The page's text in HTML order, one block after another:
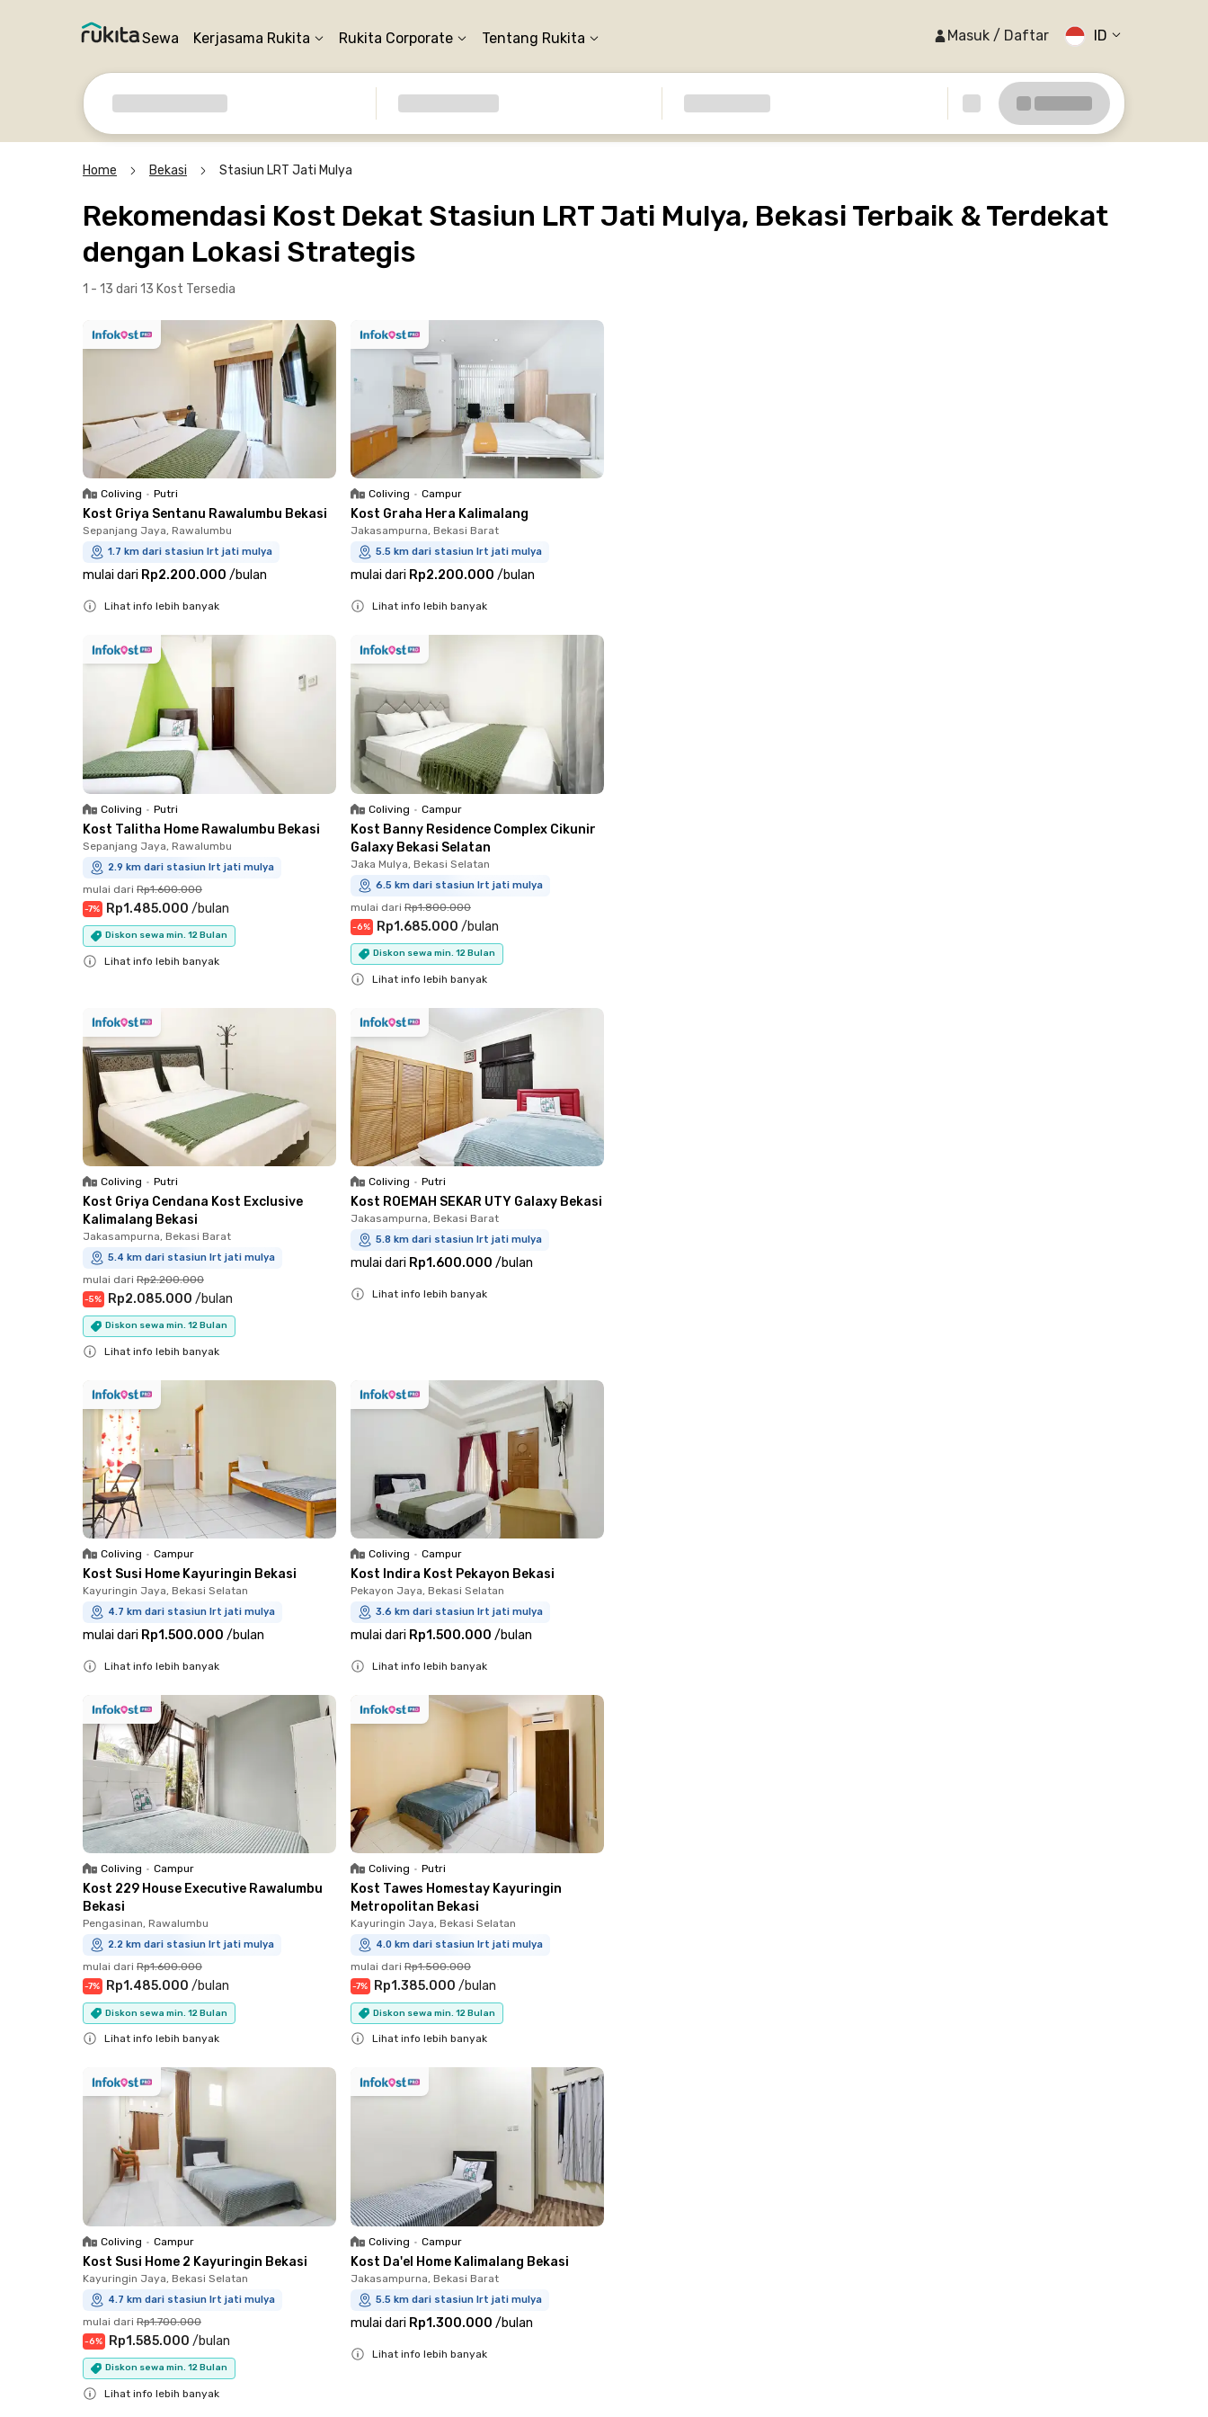
Sewa Kerjasama Rukita Rukita Corporate Tentang Rukita Masuk / Daftar ID
Home Bekasi Stasiun LRT Jati Mulya
Rekomendasi Kost Dekat Stasiun LRT Jati Mulya, Bekasi Terbaik & Terdekat
dengan Lokasi Strategis
1 - 13 dari 13 Kost Tersedia
Coliving • Putri
Kost Griya Sentanu Rawalumbu Bekasi
Sepanjang Jaya, Rawalumbu
1.7 km dari stasiun lrt jati mulya
mulai dari Rp2.200.000 /bulan
Lihat info lebih banyak
Coliving • Campur
Kost Graha Hera Kalimalang
Jakasampurna, Bekasi Barat
5.5 km dari stasiun lrt jati mulya
mulai dari Rp2.200.000 /bulan
Lihat info lebih banyak
Coliving • Putri
Kost Talitha Home Rawalumbu Bekasi
Sepanjang Jaya, Rawalumbu
2.9 km dari stasiun lrt jati mulya
mulai dari Rp1.600.000
-7% Rp1.485.000 /bulan
Diskon sewa min. 12 Bulan
Lihat info lebih banyak
Coliving • Campur
Kost Banny Residence Complex Cikunir
Galaxy Bekasi Selatan
Jaka Mulya, Bekasi Selatan
6.5 km dari stasiun lrt jati mulya
mulai dari Rp1.800.000
-6% Rp1.685.000 /bulan
Diskon sewa min. 12 Bulan
Lihat info lebih banyak
Coliving • Putri
Kost Griya Cendana Kost Exclusive
Kalimalang Bekasi
Jakasampurna, Bekasi Barat
5.4 km dari stasiun lrt jati mulya
mulai dari Rp2.200.000
-5% Rp2.085.000 /bulan
Diskon sewa min. 12 Bulan
Lihat info lebih banyak
Coliving • Putri
Kost ROEMAH SEKAR UTY Galaxy Bekasi
Jakasampurna, Bekasi Barat
5.8 km dari stasiun lrt jati mulya
mulai dari Rp1.600.000 /bulan
Lihat info lebih banyak
Coliving • Campur
Kost Susi Home Kayuringin Bekasi
Kayuringin Jaya, Bekasi Selatan
4.7 km dari stasiun lrt jati mulya
mulai dari Rp1.500.000 /bulan
Lihat info lebih banyak
Coliving • Campur
Kost Indira Kost Pekayon Bekasi
Pekayon Jaya, Bekasi Selatan
3.6 km dari stasiun lrt jati mulya
mulai dari Rp1.500.000 /bulan
Lihat info lebih banyak
Coliving • Campur
Kost 229 House Executive Rawalumbu
Bekasi
Pengasinan, Rawalumbu
2.2 km dari stasiun lrt jati mulya
mulai dari Rp1.600.000
-7% Rp1.485.000 /bulan
Diskon sewa min. 12 Bulan
Lihat info lebih banyak
Coliving • Putri
Kost Tawes Homestay Kayuringin
Metropolitan Bekasi
Kayuringin Jaya, Bekasi Selatan
4.0 km dari stasiun lrt jati mulya
mulai dari Rp1.500.000
-7% Rp1.385.000 /bulan
Diskon sewa min. 12 Bulan
Lihat info lebih banyak
Coliving • Campur
Kost Susi Home 2 Kayuringin Bekasi
Kayuringin Jaya, Bekasi Selatan
4.7 km dari stasiun lrt jati mulya
mulai dari Rp1.700.000
-6% Rp1.585.000 /bulan
Diskon sewa min. 12 Bulan
Lihat info lebih banyak
Coliving • Campur
Kost Da'el Home Kalimalang Bekasi
Jakasampurna, Bekasi Barat
5.5 km dari stasiun lrt jati mulya
mulai dari Rp1.300.000 /bulan
Lihat info lebih banyak